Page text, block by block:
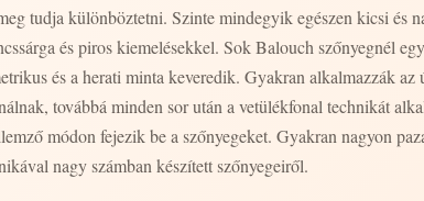
tudja különböztetni. Szinte mindegyik egészen kicsi és
és piros kiemelésekkel. Sok Balouch szőnyegnél
és a herati minta keveredik. Gyakran alkalmazzák az
továbbá minden sor után a vetülékfonal technikát
módon fejezik be a szőnyegeket. Gyakran nagyon
nagy számban készített szőnyegeiről.